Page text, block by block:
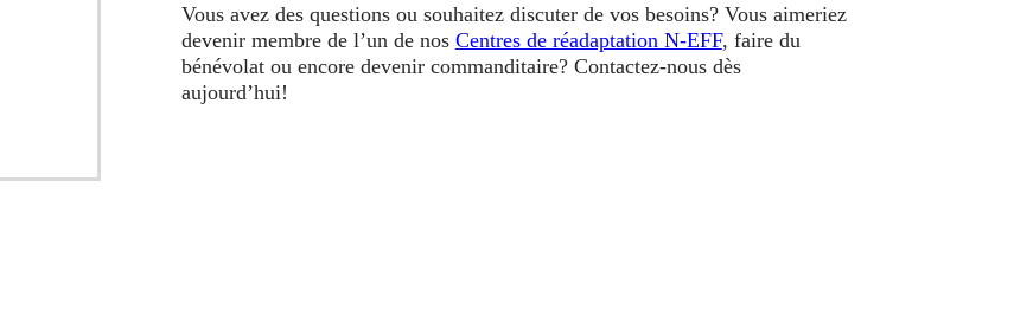
Vous avez des questions ou souhaitez discuter de vos besoins? Vous aimeriez
devenir membre de l’un de nos Centres de réadaptation N-EFF, faire du
bénévolat ou encore devenir commanditaire? Contactez-nous dès
aujourd’hui!